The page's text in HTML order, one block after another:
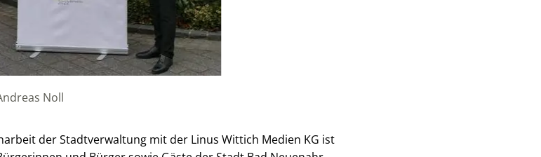
Noll
der Stadtverwaltung mit der Linus Wittich Medien KG ist